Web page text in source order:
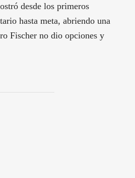
desde los primeros
hasta meta, abriendo una
Fischer no dio opciones y